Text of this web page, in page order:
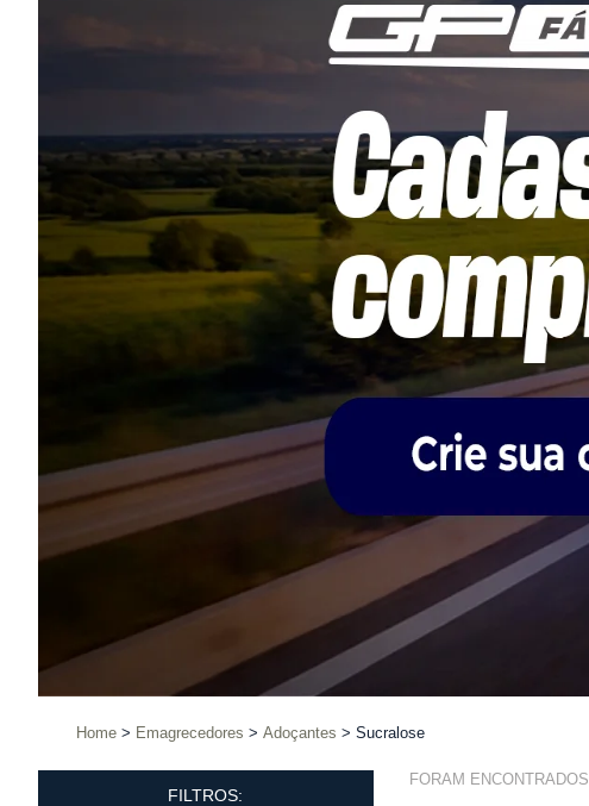
Home Emagrecedores Adoçantes Sucralose
FILTROS:
FORAM ENCONTRADOS